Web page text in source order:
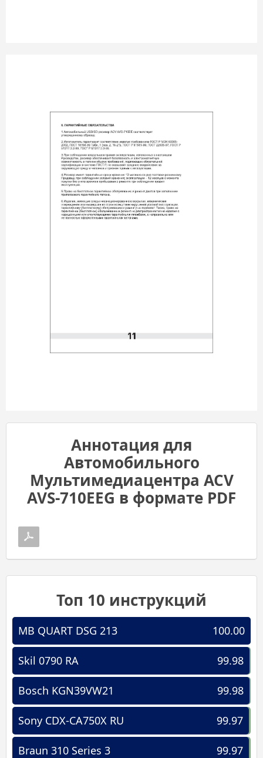
Аннотация для
Автомобильного
Мультимедиацентра ACV
AVS-710EEG в формате PDF
Топ 10 инструкций
100.00
MB QUART DSG 213
99.98
Skil 0790 RA
99.98
Bosch KGN39VW21
99.97
Sony CDX-CA750X RU
99.97
Braun 310 Series 3